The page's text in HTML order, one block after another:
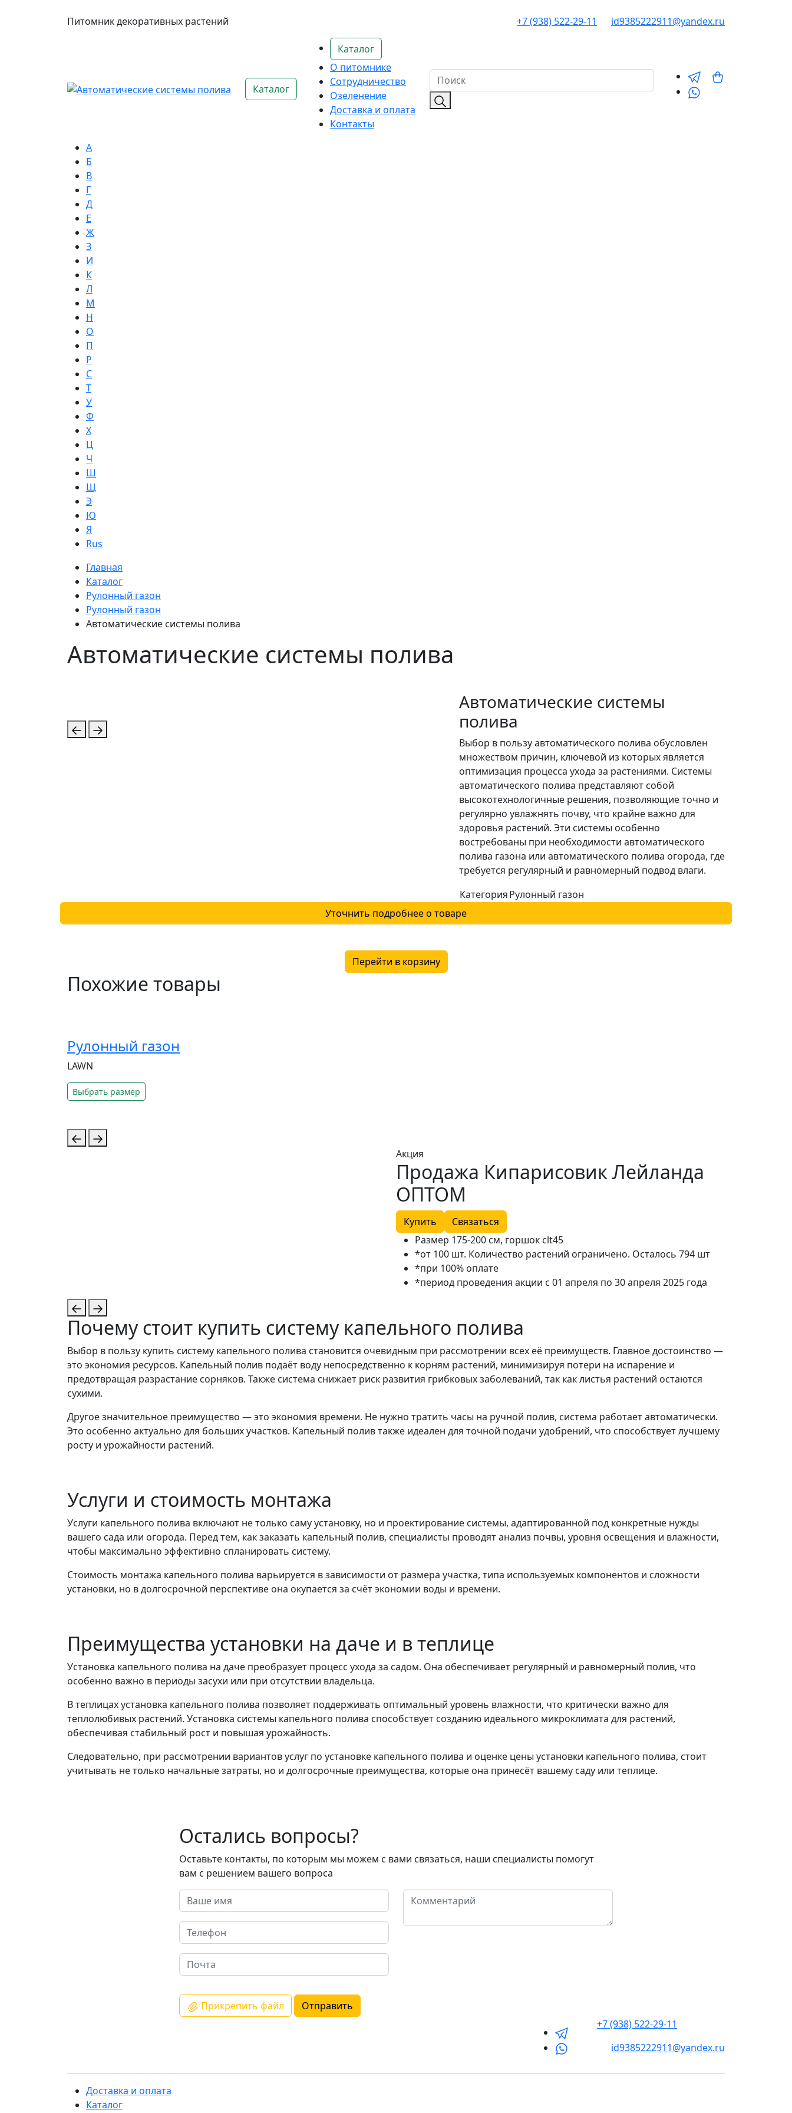
Питомник декоративных растений +7 (938) 522-29-11 id9385222911@yandex.ru
Каталог
Каталог
О питомнике
Сотрудничество
Озеленение
Доставка и оплата
Контакты
А
Б
В
Г
Д
Е
Ж
З
И
К
Л
М
Н
О
П
Р
С
Т
У
Ф
Х
Ц
Ч
Ш
Щ
Э
Ю
Я
Rus
Главная
Каталог
Рулонный газон
Рулонный газон
Автоматические системы полива
Автоматические системы полива
Автоматические системы
полива
Выбор в пользу автоматического полива обусловлен
множеством причин, ключевой из которых является
оптимизация процесса ухода за растениями. Системы
автоматического полива представляют собой
высокотехнологичные решения, позволяющие точно и
регулярно увлажнять почву, что крайне важно для
здоровья растений. Эти системы особенно
востребованы при необходимости автоматического
полива газона или автоматического полива огорода, где
требуется регулярный и равномерный подвод влаги.
КатегорияРулонный газон
Уточнить подробнее о товаре
Перейти в корзину
Похожие товары
Рулонный газон
LAWN
Выбрать размер
Акция
Продажа Кипарисовик Лейланда
ОПТОМ
Купить
Связаться
Размер 175-200 см, горшок clt45
*от 100 шт. Количество растений ограничено. Осталось 794 шт
*при 100% оплате
*период проведения акции с 01 апреля по 30 апреля 2025 года
Почему стоит купить систему капельного полива
Выбор в пользу купить систему капельного полива становится очевидным при рассмотрении всех её преимуществ. Главное достоинство —
это экономия ресурсов. Капельный полив подаёт воду непосредственно к корням растений, минимизируя потери на испарение и
предотвращая разрастание сорняков. Также система снижает риск развития грибковых заболеваний, так как листья растений остаются
сухими.
Другое значительное преимущество — это экономия времени. Не нужно тратить часы на ручной полив, система работает автоматически.
Это особенно актуально для больших участков. Капельный полив также идеален для точной подачи удобрений, что способствует лучшему
росту и урожайности растений.
Услуги и стоимость монтажа
Услуги капельного полива включают не только саму установку, но и проектирование системы, адаптированной под конкретные нужды
вашего сада или огорода. Перед тем, как заказать капельный полив, специалисты проводят анализ почвы, уровня освещения и влажности,
чтобы максимально эффективно спланировать систему.
Стоимость монтажа капельного полива варьируется в зависимости от размера участка, типа используемых компонентов и сложности
установки, но в долгосрочной перспективе она окупается за счёт экономии воды и времени.
Преимущества установки на даче и в теплице
Установка капельного полива на даче преобразует процесс ухода за садом. Она обеспечивает регулярный и равномерный полив, что
особенно важно в периоды засухи или при отсутствии владельца.
В теплицах установка капельного полива позволяет поддерживать оптимальный уровень влажности, что критически важно для
теплолюбивых растений. Установка системы капельного полива способствует созданию идеального микроклимата для растений,
обеспечивая стабильный рост и повышая урожайность.
Следовательно, при рассмотрении вариантов услуг по установке капельного полива и оценке цены установки капельного полива, стоит
учитывать не только начальные затраты, но и долгосрочные преимущества, которые она принесёт вашему саду или теплице.
Остались вопросы?
Оставьте контакты, по которым мы можем с вами связаться, наши специалисты помогут
вам с решением вашего вопроса
Прикрепить файл
Отправить
+7 (938) 522-29-11
id9385222911@yandex.ru
Доставка и оплата
Каталог